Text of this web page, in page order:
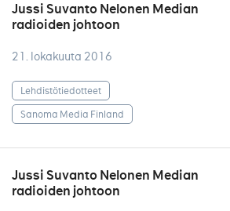
Jussi Suvanto Nelonen Median
radioiden johtoon
21. lokakuuta 2016
Lehdistötiedotteet
Sanoma Media Finland
Jussi Suvanto Nelonen Median
radioiden johtoon